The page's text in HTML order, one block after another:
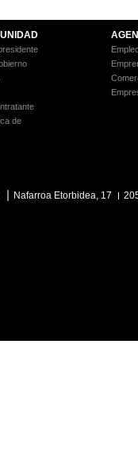
de
Nafarroa Etorbidea, 17